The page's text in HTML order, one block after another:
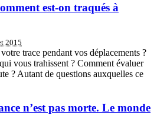
est-on traqués à
2015
trace pendant vos déplacements ?
vous trahissent ? Comment évaluer
? Autant de questions auxquelles ce
n’est pas morte. Le monde